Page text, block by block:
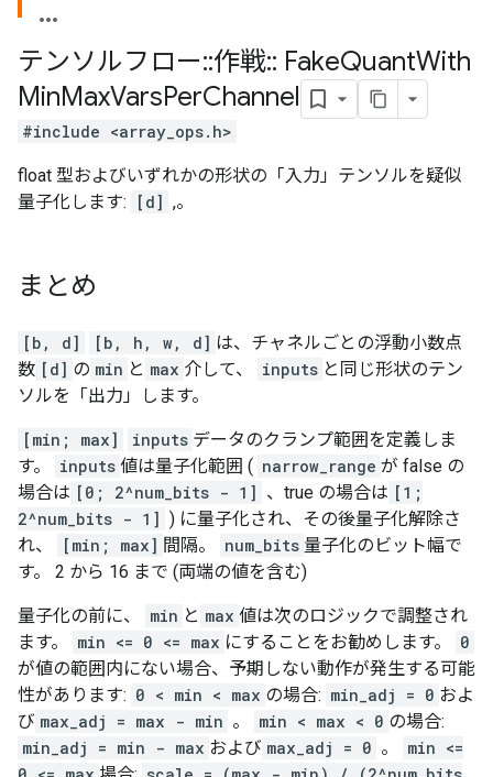
テンソルフロー::作戦:: FakeQuantWith
MinMaxVarsPerChannel
#include <array_ops.h>
float 型およびいずれかの形状の「入力」テンソルを疑似
量子化します:
[d] ,。
まとめ
[b, d] [b, h, w, d] は、チャネルごとの浮動小数点
数 [d] の min と max 介して、 inputs と同じ形状のテン
ソルを「出力」します。
[min; max] inputs データのクランプ範囲を定義しま
す。
inputs 値は量子化範囲 ( narrow_range が false の
場合は [0; 2^num_bits - 1] 、true の場合は [1;
2^num_bits - 1] ) に量子化され、その後量子化解除さ
れ、
[min; max] 間隔。 num_bits 量子化のビット幅で
す。 2 から 16 まで (両端の値を含む)
量子化の前に、 min と max 値は次のロジックで調整され
ます。
min <= 0 <= max にすることをお勧めします。
0
が値の範囲内にない場合、予期しない動作が発生する可能
性があります: 0 < min < max の場合: min_adj = 0 およ
び max_adj = max - min 。 min < max < 0 の場合:
min_adj = min - max および max_adj = 0 。
min <=